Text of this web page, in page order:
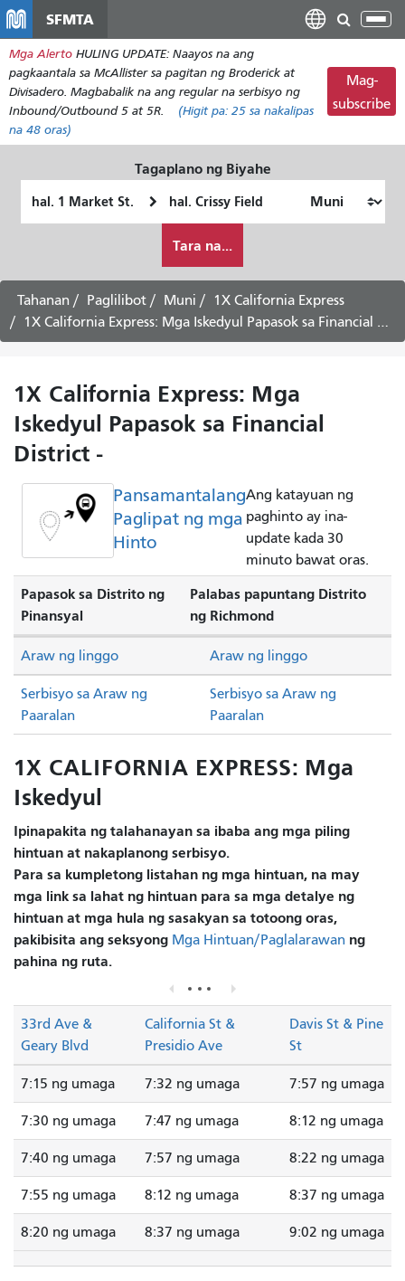
pangunahing
nilalaman
SFMTA
I-
ang
Mga Alerto HULING UPDATE: Naayos na ang
pagkaantala sa McAllister sa pagitan ng Broderick at
Divisadero. Magbabalik na ang regular na serbisyo ng
Inbound/Outbound 5 at 5R.
(Higit pa: 25 sa nakalipas
na 48 oras)
Mag-
subscribe
Tagaplano ng Biyahe
ko
gustong
maglakbay
Tara na...
Tahanan Paglilibot Muni
1X California Express
1X California Express: Mga Iskedyul Papasok sa Financial District -
1X California Express: Mga
Iskedyul Papasok sa Financial
District -
Pansamantalang
Paglipat ng mga
Hinto
Ang katayuan ng
paghinto ay ina-
update kada 30
minuto bawat oras.
Papasok sa Distrito ng
Pinansyal
Palabas papuntang Distrito
ng Richmond
Araw ng linggo Araw ng linggo
Serbisyo sa Araw ng
Paaralan
Serbisyo sa Araw ng
Paaralan
1X CALIFORNIA EXPRESS: Mga
Iskedyul
Ipinapakita ng talahanayan sa ibaba ang mga piling
hintuan at nakaplanong serbisyo.
Para sa kumpletong listahan ng mga hintuan, na may
mga link sa lahat ng hintuan para sa mga detalye ng
hintuan at mga hula ng sasakyan sa totoong oras,
pakibisita ang seksyong Mga Hintuan/Paglalarawan ng
pahina ng ruta.
33rd Ave &
Geary Blvd
California St &
Presidio Ave
Davis St & Pine
St
7:15 ng umaga 7:32 ng umaga 7:57 ng umaga
7:30 ng umaga 7:47 ng umaga 8:12 ng umaga
7:40 ng umaga 7:57 ng umaga 8:22 ng umaga
7:55 ng umaga 8:12 ng umaga 8:37 ng umaga
8:20 ng umaga 8:37 ng umaga 9:02 ng umaga